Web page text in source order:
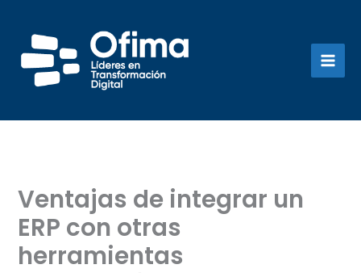
contenido
Ventajas de integrar un
ERP con otras
herramientas